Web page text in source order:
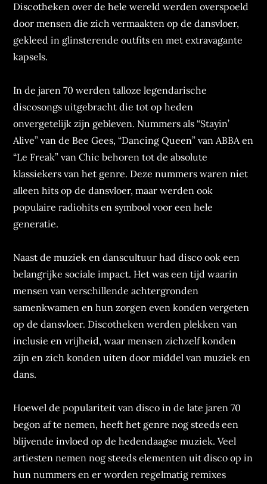
Discotheken over de hele wereld werden overspoeld
door mensen die zich vermaakten op de dansvloer,
gekleed in glinsterende outfits en met extravagante
kapsels.
In de jaren 70 werden talloze legendarische
discosongs uitgebracht die tot op heden
onvergetelijk zijn gebleven. Nummers als “Stayin’
Alive” van de Bee Gees, “Dancing Queen” van ABBA en
“Le Freak” van Chic behoren tot de absolute
klassiekers van het genre. Deze nummers waren niet
alleen hits op de dansvloer, maar werden ook
populaire radiohits en symbool voor een hele
generatie.
Naast de muziek en danscultuur had disco ook een
belangrijke sociale impact. Het was een tijd waarin
mensen van verschillende achtergronden
samenkwamen en hun zorgen even konden vergeten
op de dansvloer. Discotheken werden plekken van
inclusie en vrijheid, waar mensen zichzelf konden
zijn en zich konden uiten door middel van muziek en
dans.
Hoewel de populariteit van disco in de late jaren 70
begon af te nemen, heeft het genre nog steeds een
blijvende invloed op de hedendaagse muziek. Veel
artiesten nemen nog steeds elementen uit disco op in
hun nummers en er worden regelmatig remixes